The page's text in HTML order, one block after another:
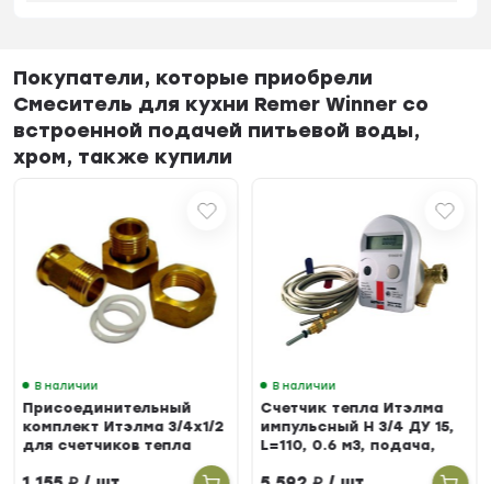
Покупатели, которые приобрели
Смеситель для кухни Remer Winner со
встроенной подачей питьевой воды,
хром, также купили
В наличии
Присоединительный
комплект Итэлма 3/4х1/2
для счетчиков тепла
В наличии
Счетчик тепла Итэлма
импульсный Н 3/4 ДУ 15,
L=110, 0.6 м3, подача,